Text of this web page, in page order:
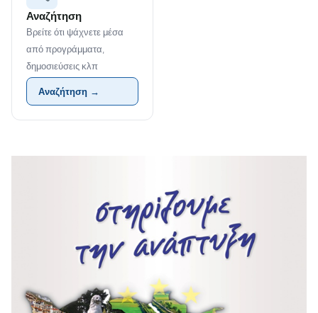
Αναζήτηση
Βρείτε ότι ψάχνετε μέσα
από προγράμματα,
δημοσιεύσεις κλπ
Αναζήτηση →